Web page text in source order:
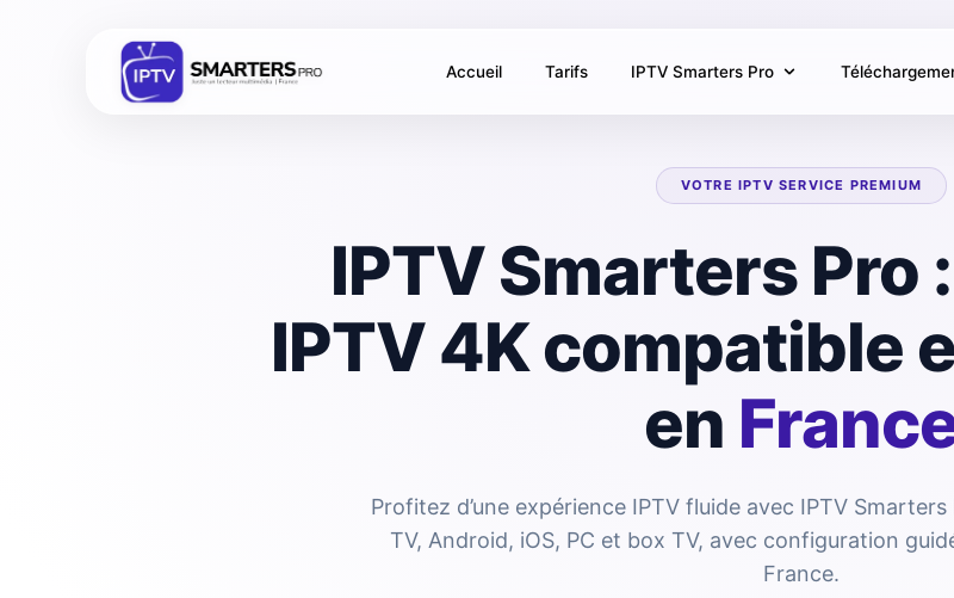
Accueil Tarifs IPTV Smarters Pro
VOTRE IPTV SERVICE PREMIUM
IPTV Smarters Pro
IPTV 4K compatible
en
Profitez d’une expérience IPTV fluide avec IPTV
TV, Android, iOS, PC et box TV, avec configuration
France.